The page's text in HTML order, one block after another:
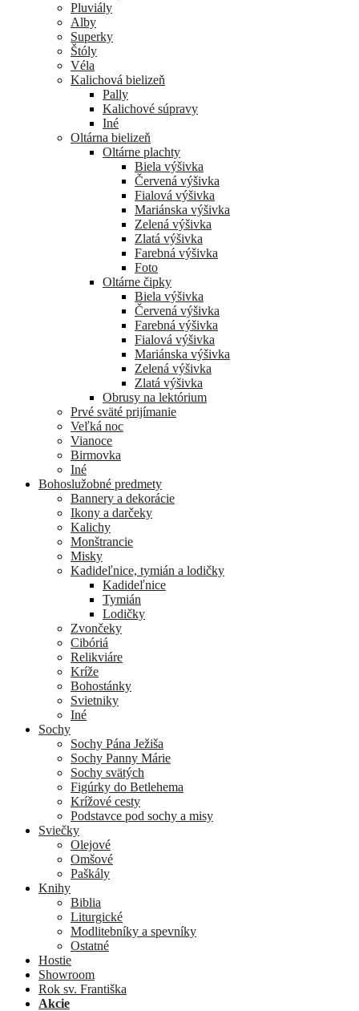
Pluviály
Alby
Superky
Štóly
Véla
Kalichová bielizeň
Pally
Kalichové súpravy
Iné
Oltárna bielizeň
Oltárne plachty
Biela výšivka
Červená výšivka
Fialová výšivka
Mariánska výšivka
Zelená výšivka
Zlatá výšivka
Farebná výšivka
Foto
Oltárne čipky
Biela výšivka
Červená výšivka
Farebná výšivka
Fialová výšivka
Mariánska výšivka
Zelená výšivka
Zlatá výšivka
Obrusy na lektórium
Prvé sväté prijímanie
Veľká noc
Vianoce
Birmovka
Iné
Bohoslužobné predmety
Bannery a dekorácie
Ikony a darčeky
Kalichy
Monštrancie
Misky
Kadideľnice, tymián a lodičky
Kadideľnice
Tymián
Lodičky
Zvončeky
Cibóriá
Relikviáre
Kríže
Bohostánky
Svietniky
Iné
Sochy
Sochy Pána Ježiša
Sochy Panny Márie
Sochy svätých
Figúrky do Betlehema
Krížové cesty
Podstavce pod sochy a misy
Sviečky
Olejové
Omšové
Paškály
Knihy
Biblia
Liturgické
Modlitebníky a spevníky
Ostatné
Hostie
Showroom
Rok sv. Františka
Akcie